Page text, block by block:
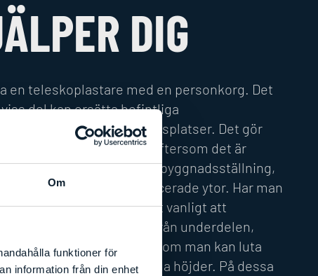
Om
funktioner för
information från din enhet
DIG
en teleskoplastare med en personkorg. Det
del kan ersätta befintliga
och skylifts vid arbetsplatser. Det gör
och blir mer effektivt eftersom det är
en teleskoplastare än en byggnadsställning,
behöver nå mer komplicerade ytor. Har man
av teleskoplastare är det vanligt att
och bom kan rotera fritt från underdelen,
har tiltbara hytter som man kan luta
arbetsställning vid höga höjder. På dessa